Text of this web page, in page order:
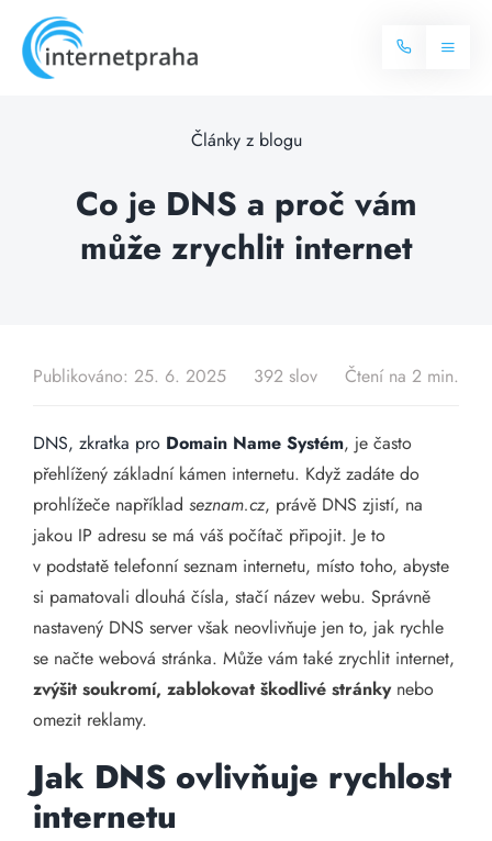
content
Toggle
Balíčky internetu
Televize
Blog
Kontakt
Články z blogu
Co je DNS a proč vám
může zrychlit internet
Publikováno: 25. 6. 2025 392 slov Čtení na 2 min.
DNS, zkratka pro Domain Name Systém, je často
přehlížený základní kámen internetu. Když zadáte do
prohlížeče například seznam.cz, právě DNS zjistí, na
jakou IP adresu se má váš počítač připojit. Je to
v podstatě telefonní seznam internetu, místo toho, abyste
si pamatovali dlouhá čísla, stačí název webu. Správně
nastavený DNS server však neovlivňuje jen to, jak rychle
se načte webová stránka. Může vám také zrychlit internet,
zvýšit soukromí, zablokovat škodlivé stránkynebo
omezit reklamy.
Jak DNS ovlivňuje rychlost
internetu